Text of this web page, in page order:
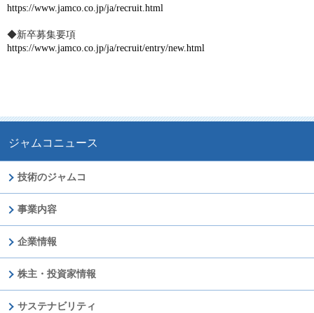
ジャムコニュース
技術のジャムコ
事業内容
企業情報
株主・投資家情報
サステナビリティ
https://www.jamco.co.jp/ja/recruit.html
◆新卒募集要項
https://www.jamco.co.jp/ja/recruit/entry/new.html